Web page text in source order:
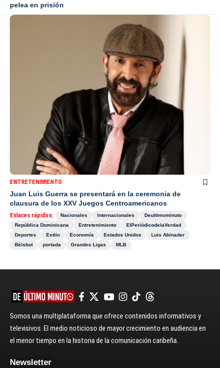
pelea en prisión
ENTRETENIMIENTO
Juan Luis Guerra se presentará en la ceremonia de
clausura de los XXV Juegos Centroamericanos
Enlaces rápidos: Nacionales Internacionales
Deultimominuto
República Dominicana
Entretenimiento
ElPeriódicodelaVerdad
Deportes
Estilo Economía Estados Unidos
Luis Abinader
Béisbol
portada Grandes Ligas MLB
Somos una multiplataforma que ofrece contenidos informativos y
televisivos. El medio noticioso de mayor crecimiento en audiencia en
el menor tiempo en la historia de la comunicación caribeña.
Newsletter